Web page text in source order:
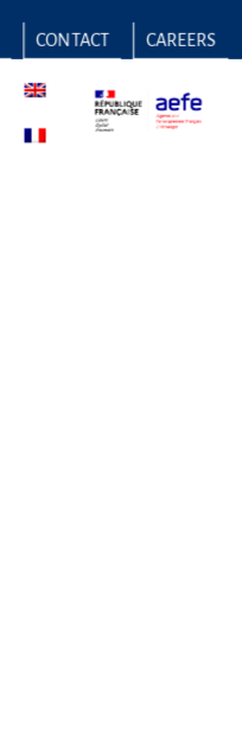
CONTACT CAREERS